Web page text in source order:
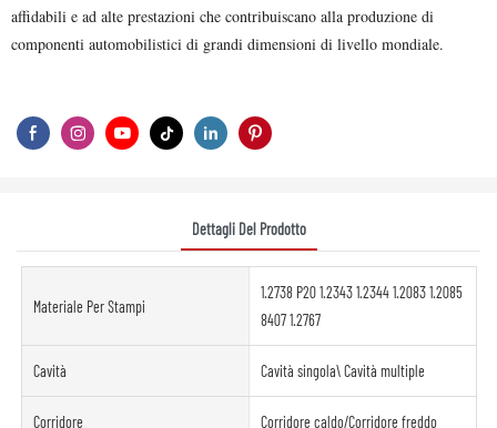
affidabili e ad alte prestazioni che contribuiscano alla produzione di
componenti automobilistici di grandi dimensioni di livello mondiale.
Dettagli Del Prodotto
Materiale Per Stampi
1.2738 P20 1.2343 1.2344 1.2083 1.2085
8407 1.2767
Cavità Cavità singola\ Cavità multiple
Corridore Corridore caldo/Corridore freddo